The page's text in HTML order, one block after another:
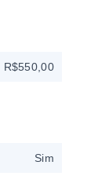
R$550,00
Sim